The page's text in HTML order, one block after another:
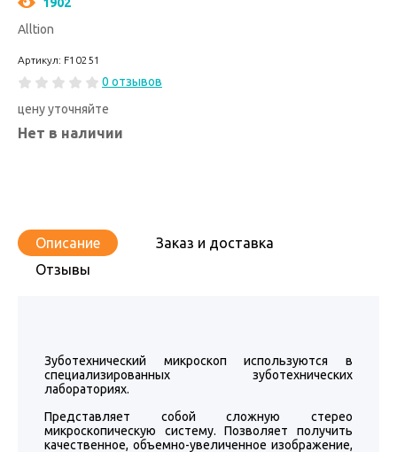
Alltion
Артикул: F10251
0 отзывов
цену уточняйте
Нет в наличии
Описание
Заказ и доставка
Отзывы
Зуботехнический микроскоп используются в
специализированных зуботехнических
лабораториях.
Представляет собой сложную стерео
микроскопическую систему. Позволяет получить
качественное, объемно-увеличенное изображение,